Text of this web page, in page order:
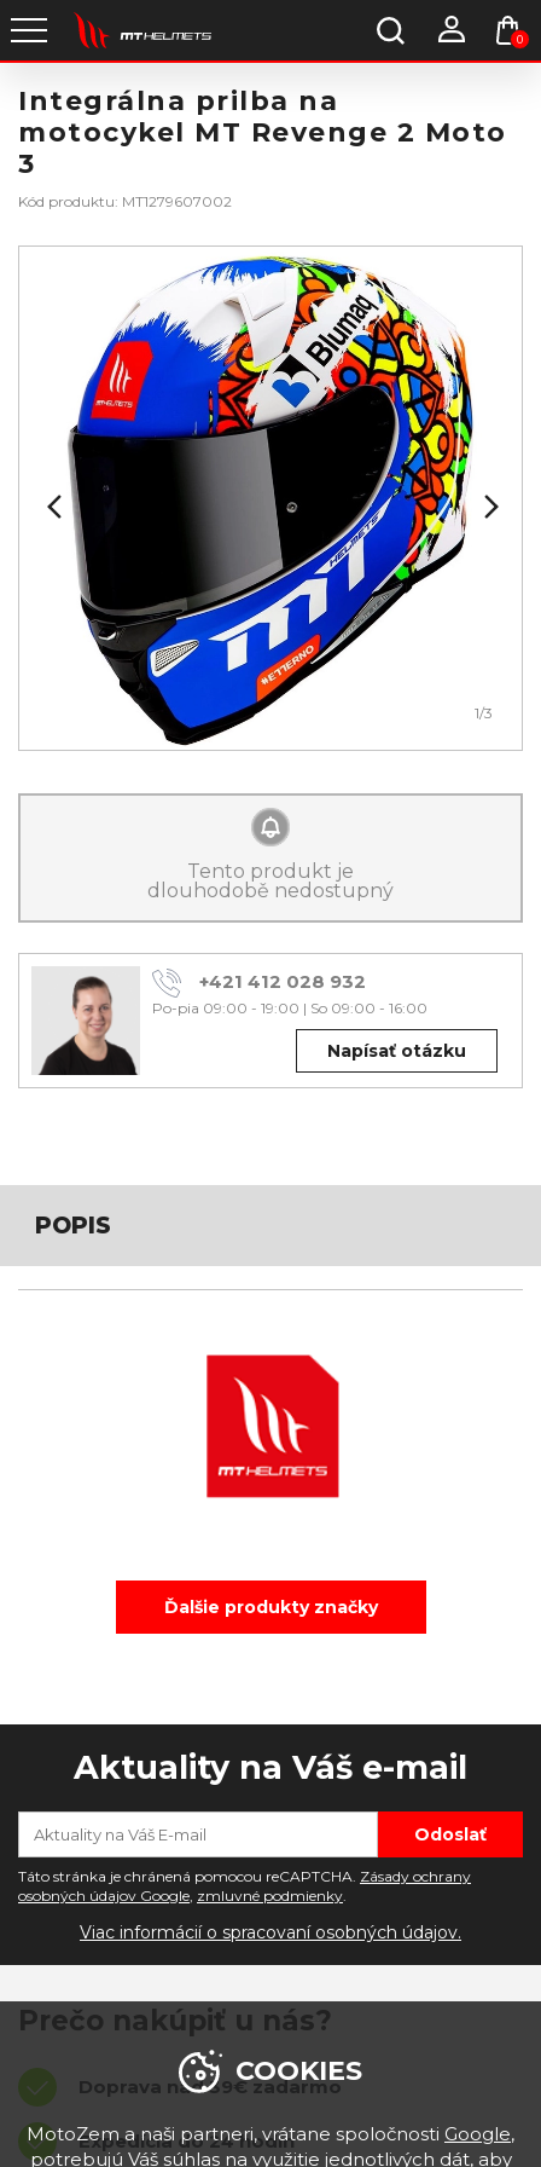
0
Integrálna prilba na
motocykel MT Revenge 2 Moto
3
Kód produktu: MT1279607002
1/3
Tento produkt je
dlouhodobě nedostupný
+421 412 028 932
Po-pia 09:00 - 19:00 | So 09:00 - 16:00
Napísať otázku
POPIS
Ďalšie produkty značky
Aktuality na Váš e-mail
Táto stránka je chránená pomocou reCAPTCHA. Zásady ochrany
osobných údajov Google, zmluvné podmienky.
Viac informácií o spracovaní osobných údajov.
Prečo nakúpiť u nás?
Doprava nad 39€ zadarmo
Expedícia do 24 hodín
COOKIES
MotoZem a naši partneri, vrátane spoločnosti Google,
potrebujú Váš súhlas na využitie jednotlivých dát, aby